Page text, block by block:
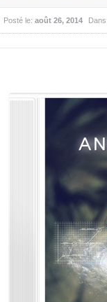
Posté le: août 26, 2014 Dans: